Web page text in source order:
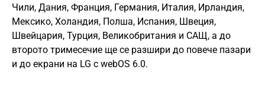
Чили, Дания, Франция, Германия, Италия, Ирландия,
Мексико, Холандия, Полша, Испания, Швеция,
Швейцария, Турция, Великобритания и САЩ, а до
второто тримесечие ще се разшири до повече пазари
и до екрани на LG с webOS 6.0.